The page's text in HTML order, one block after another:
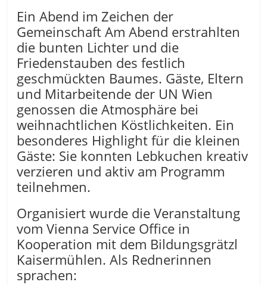
Ein Abend im Zeichen der
Gemeinschaft Am Abend erstrahlten
die bunten Lichter und die
Friedenstauben des festlich
geschmückten Baumes. Gäste, Eltern
und Mitarbeitende der UN Wien
genossen die Atmosphäre bei
weihnachtlichen Köstlichkeiten. Ein
besonderes Highlight für die kleinen
Gäste: Sie konnten Lebkuchen kreativ
verzieren und aktiv am Programm
teilnehmen.
Organisiert wurde die Veranstaltung
vom Vienna Service Office in
Kooperation mit dem Bildungsgrätzl
Kaisermühlen. Als Rednerinnen
sprachen: